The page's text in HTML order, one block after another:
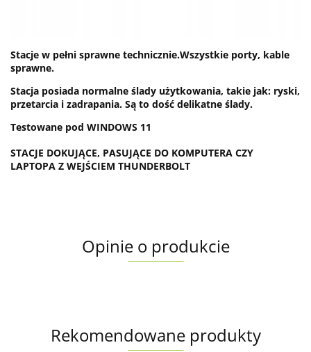
Stacje w pełni sprawne technicznie.Wszystkie porty, kable
sprawne.
Stacja posiada normalne ślady użytkowania, takie jak: ryski,
przetarcia i zadrapania. Są to dość delikatne ślady.
Testowane pod WINDOWS 11
STACJE DOKUJĄCE, PASUJĄCE DO KOMPUTERA CZY
LAPTOPA Z WEJŚCIEM THUNDERBOLT
Opinie o produkcie
Rekomendowane produkty